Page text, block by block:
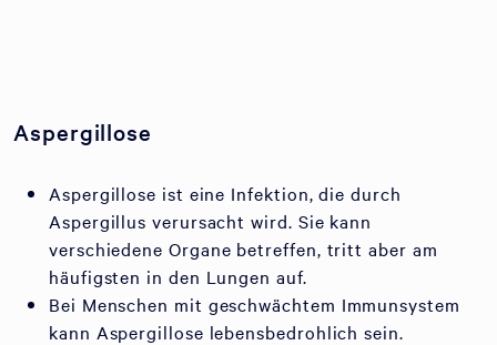
Aspergillose
Aspergillose ist eine Infektion, die durch
Aspergillus verursacht wird. Sie kann
verschiedene Organe betreffen, tritt aber am
häufigsten in den Lungen auf.
Bei Menschen mit geschwächtem Immunsystem
kann Aspergillose lebensbedrohlich sein.